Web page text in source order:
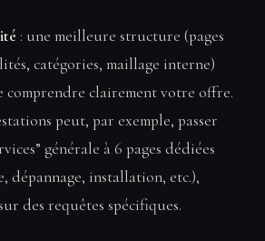
: une meilleure structure (pages
catégories, maillage interne)
comprendre clairement votre offre.
peut, par exemple, passer
générale à 6 pages dédiées
dépannage, installation, etc.),
des requêtes spécifiques.